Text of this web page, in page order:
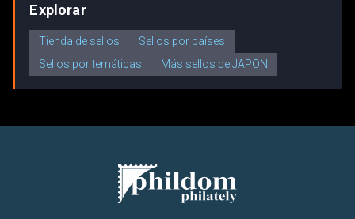
Explorar
Tienda de sellos
Sellos por países
Sellos por temáticas
Más sellos de JAPON